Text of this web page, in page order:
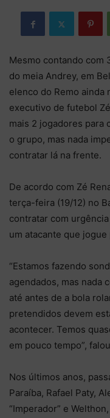
Mesmo contando com
do meia Andrey, em
elenco do Remo ainda
executivo de futebol
mais 2 jogadores para
o grupo, mas nada
contratar lá na frente.
De acordo com Zé
terça-feira (19/12) no
contratar com
um atacante que jogue
“Estamos fazendo
agendados, mas nada
até antes de a bola
pretendidos devem
acontecer. Temos
em pouco tempo”,
Nos últimos anos,
Paraíba, Rafael Paty,
“Imperador” e